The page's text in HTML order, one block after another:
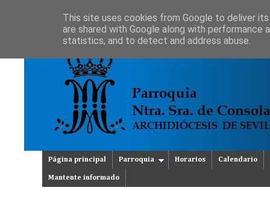
Página principal Parroquia Horarios Calendario
Mantente informado
This site uses cookies from Google to deliver
are shared with Google along with
statistics, and to detect and address abuse.